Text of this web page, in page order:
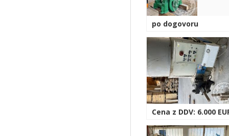
po dogovoru
Cena z DDV: 6.000